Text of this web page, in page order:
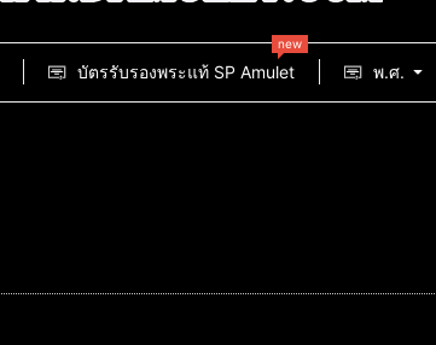
บัตรรับรองพระแท้ SP Amulet
new
พ.ศ.